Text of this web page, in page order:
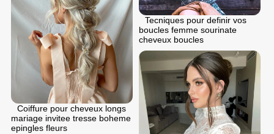
Tecniques pour definir vos
boucles femme sourinate
cheveux boucles
Coiffure pour cheveux longs
mariage invitee tresse boheme
epingles fleurs